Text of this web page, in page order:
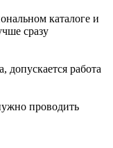
каталоге и
сразу
допускается работа
проводить